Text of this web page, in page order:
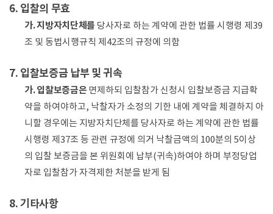
6. 입찰의 무효
가. 지방자치단체를 당사자로 하는 계약에 관한 법률 시행령 제39
조 및 동법시행규칙 제42조의 규정에 의함
7. 입찰보증금 납부 및 귀속
가. 입찰보증금은면제하되 입찰참가 신청시 입찰보증금 지급확
약을 하여야하고, 낙찰자가 소정의 기한 내에 계약을 체결하지 아
니할 경우에는 지방자치단체를 당사자로 하는 계약에 관한 법률
시행령 제37조 등 관련 규정에 의거 낙찰금액의 100분의 5이상
의 입찰 보증금을 본 위원회에 납부(귀속)하여야 하며 부정당업
자로 입찰참가 자격제한 처분을 받게 됨
8. 기타사항